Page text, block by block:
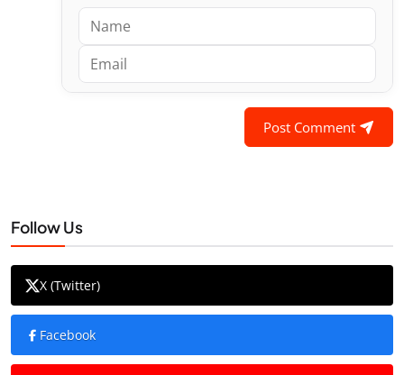
Post Comment
Follow Us
X (Twitter)
Facebook